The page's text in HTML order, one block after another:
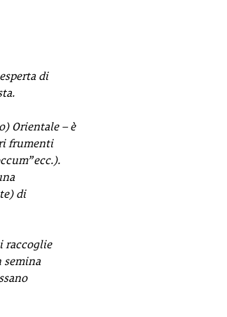
di
Orientale – è
frumenti
ecc.).
di
raccoglie
semina